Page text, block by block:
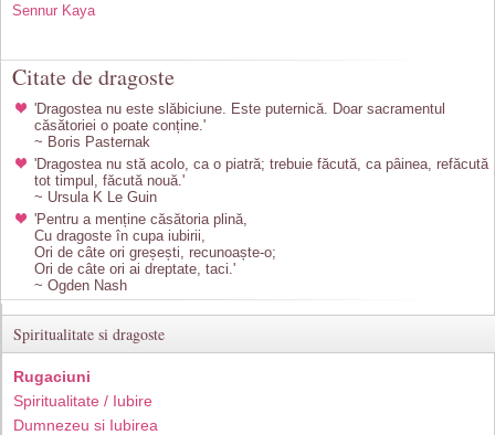
Sennur Kaya
Citate de dragoste
'Dragostea nu este slăbiciune. Este puternică. Doar sacramentul
căsătoriei o poate conține.'
~ Boris Pasternak
'Dragostea nu stă acolo, ca o piatră; trebuie făcută, ca pâinea, refăcută
tot timpul, făcută nouă.'
~ Ursula K Le Guin
'Pentru a menține căsătoria plină,
Cu dragoste în cupa iubirii,
Ori de câte ori greșești, recunoaște-o;
Ori de câte ori ai dreptate, taci.'
~ Ogden Nash
Spiritualitate si dragoste
Rugaciuni
Spiritualitate / Iubire
Dumnezeu si Iubirea